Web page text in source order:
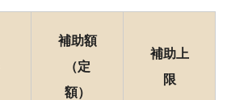
補助額
（定
額）
補助上
限